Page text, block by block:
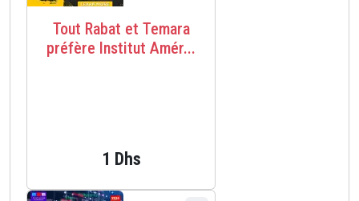
Tout Rabat et Temara
préfère Institut Amér...
1 Dhs